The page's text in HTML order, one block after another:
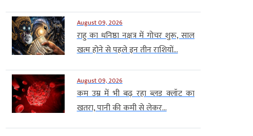
August 09, 2026
राहु का धनिष्ठा नक्षत्र में गोचर शुरू, साल
खत्म होने से पहले इन तीन राशियों...
August 09, 2026
कम उम्र में भी बढ़ रहा ब्लड क्लॉट का
खतरा, पानी की कमी से लेकर...